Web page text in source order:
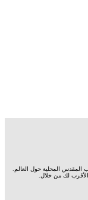
المقدس المحلية حول العالم.
لك من خلال.